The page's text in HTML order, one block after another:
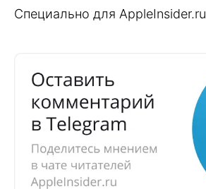
Специально для AppleInsider.ru